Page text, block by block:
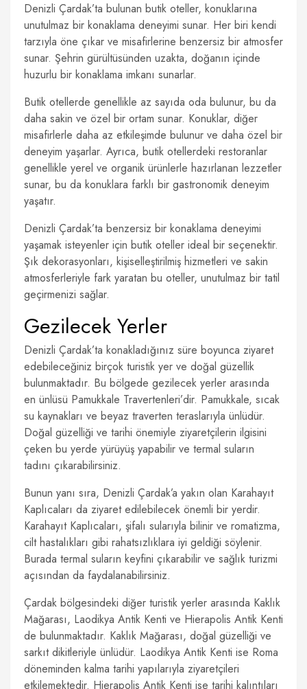
Denizli Çardak’ta bulunan butik oteller, konuklarına
unutulmaz bir konaklama deneyimi sunar. Her biri kendi
tarzıyla öne çıkar ve misafirlerine benzersiz bir atmosfer
sunar. Şehrin gürültüsünden uzakta, doğanın içinde
huzurlu bir konaklama imkanı sunarlar.
Butik otellerde genellikle az sayıda oda bulunur, bu da
daha sakin ve özel bir ortam sunar. Konuklar, diğer
misafirlerle daha az etkileşimde bulunur ve daha özel bir
deneyim yaşarlar. Ayrıca, butik otellerdeki restoranlar
genellikle yerel ve organik ürünlerle hazırlanan lezzetler
sunar, bu da konuklara farklı bir gastronomik deneyim
yaşatır.
Denizli Çardak’ta benzersiz bir konaklama deneyimi
yaşamak isteyenler için butik oteller ideal bir seçenektir.
Şık dekorasyonları, kişiselleştirilmiş hizmetleri ve sakin
atmosferleriyle fark yaratan bu oteller, unutulmaz bir tatil
geçirmenizi sağlar.
Gezilecek Yerler
Denizli Çardak’ta konakladığınız süre boyunca ziyaret
edebileceğiniz birçok turistik yer ve doğal güzellik
bulunmaktadır. Bu bölgede gezilecek yerler arasında
en ünlüsü Pamukkale Travertenleri’dir. Pamukkale, sıcak
su kaynakları ve beyaz traverten teraslarıyla ünlüdür.
Doğal güzelliği ve tarihi önemiyle ziyaretçilerin ilgisini
çeken bu yerde yürüyüş yapabilir ve termal suların
tadını çıkarabilirsiniz.
Bunun yanı sıra, Denizli Çardak’a yakın olan Karahayıt
Kaplıcaları da ziyaret edilebilecek önemli bir yerdir.
Karahayıt Kaplıcaları, şifalı sularıyla bilinir ve romatizma,
cilt hastalıkları gibi rahatsızlıklara iyi geldiği söylenir.
Burada termal suların keyfini çıkarabilir ve sağlık turizmi
açısından da faydalanabilirsiniz.
Çardak bölgesindeki diğer turistik yerler arasında Kaklık
Mağarası, Laodikya Antik Kenti ve Hierapolis Antik Kenti
de bulunmaktadır. Kaklık Mağarası, doğal güzelliği ve
sarkıt dikitleriyle ünlüdür. Laodikya Antik Kenti ise Roma
döneminden kalma tarihi yapılarıyla ziyaretçileri
etkilemektedir. Hierapolis Antik Kenti ise tarihi kalıntıları